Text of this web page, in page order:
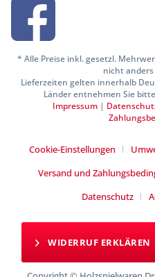
* Alle Preise inkl. gesetzl.
nicht
Lieferzeiten gelten innerhalb
Länder entnehmen Sie
Impressum |
Cookie-Einstellungen
Versand und
Datenschutz
WIDERRUF ERKLÄREN